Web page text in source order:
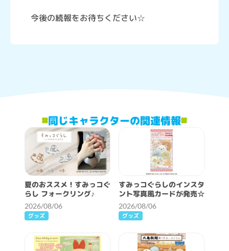
今後の続報をお待ちください☆
同じキャラクターの関連情報
夏のおススメ！すみっコぐ
らし フォークリング♪
2026/08/06
グッズ
すみっコぐらしのインスタ
ント写真風カードが発売☆
2026/08/06
グッズ